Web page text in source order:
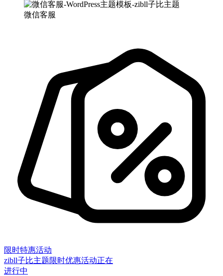
微信客服
限时特惠活动
zibll子比主题限时优惠活动正在
进行中